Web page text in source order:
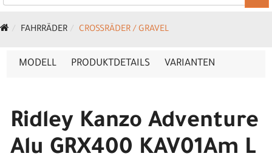
FAHRRÄDER CROSSRÄDER / GRAVEL
MODELL PRODUKTDETAILS VARIANTEN
Ridley Kanzo Adventure
Alu GRX400 KAV01Am L